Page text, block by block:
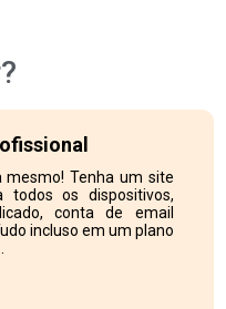
mesmo! Tenha um site
todos os dispositivos,
conta de email
incluso em um plano